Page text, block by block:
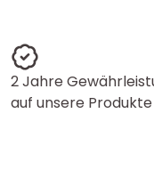
2 Jahre
auf unsere Produkte